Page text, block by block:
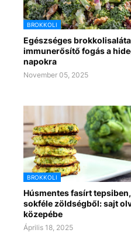
BROKKOLI
Egészséges
immunerősítő fogás a
napokra
November 05, 2025
BROKKOLI
Húsmentes fasírt tepsiben,
sokféle zöldségből: sajt
közepébe
Április 18, 2025